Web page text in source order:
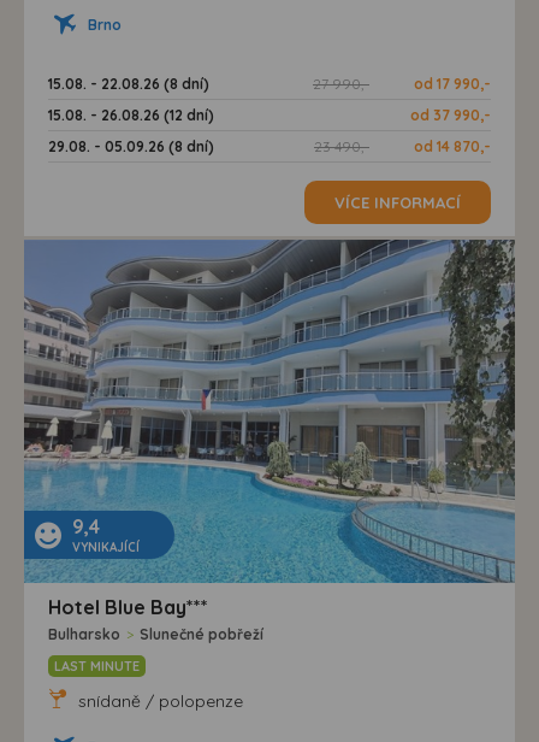
Brno
15.08. - 22.08.26 (8 dní) 27 990,-
od 17 990,-
15.08. - 26.08.26 (12 dní)
od 37 990,-
29.08. - 05.09.26 (8 dní)
23 490,- od 14 870,-
VÍCE INFORMACÍ
9,4
VYNIKAJÍCÍ
Hotel Blue Bay***
Bulharsko > Slunečné pobřeží
LAST MINUTE
snídaně / polopenze